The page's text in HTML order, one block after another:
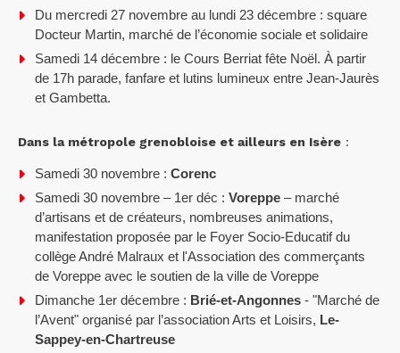
Du mercredi 27 novembre au lundi 23 décembre : square
Docteur Martin, marché de l’économie sociale et solidaire
Samedi 14 décembre : le Cours Berriat fête Noël. À partir
de 17h parade, fanfare et lutins lumineux entre Jean-Jaurès
et Gambetta.
Dans la métropole grenobloise et ailleurs en Isère :
Samedi 30 novembre :Corenc
Samedi 30 novembre – 1er déc :Voreppe– marché
d’artisans et de créateurs, nombreuses animations,
manifestation proposée par le Foyer Socio-Educatif du
collège André Malraux et l'Association des commerçants
de Voreppe avec le soutien de la ville de Voreppe
Dimanche 1er décembre : Brié-et-Angonnes - "Marché de
l’Avent" organisé par l’association Arts et Loisirs, Le-
Sappey-en-Chartreuse